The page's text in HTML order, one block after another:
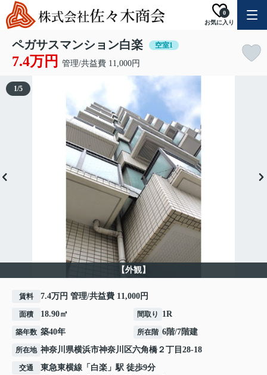
お気に入り
0
ペガサスマンション白楽 空室1
7.4万円 管理/共益費 11,000円
【外観】
1/5
賃料 7.4万円 管理/共益費 11,000円
面積 18.90㎡ 間取り 1R
築年数 築40年 所在階 6階/7階建
所在地 神奈川県横浜市神奈川区六角橋 ２丁目28-18
交通 東急東横線 「 白楽 」駅 徒歩9分